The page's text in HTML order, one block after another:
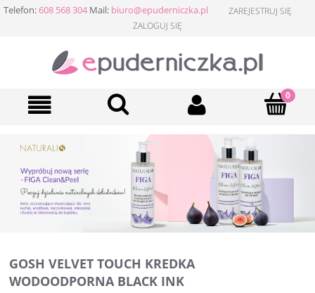
Telefon:608 568 304 Mail: biuro@epuderniczka.pl
ZAREJESTRUJ SIĘ
ZALOGUJ SIĘ
GOSH VELVET TOUCH KREDKA
WODOODPORNA BLACK INK